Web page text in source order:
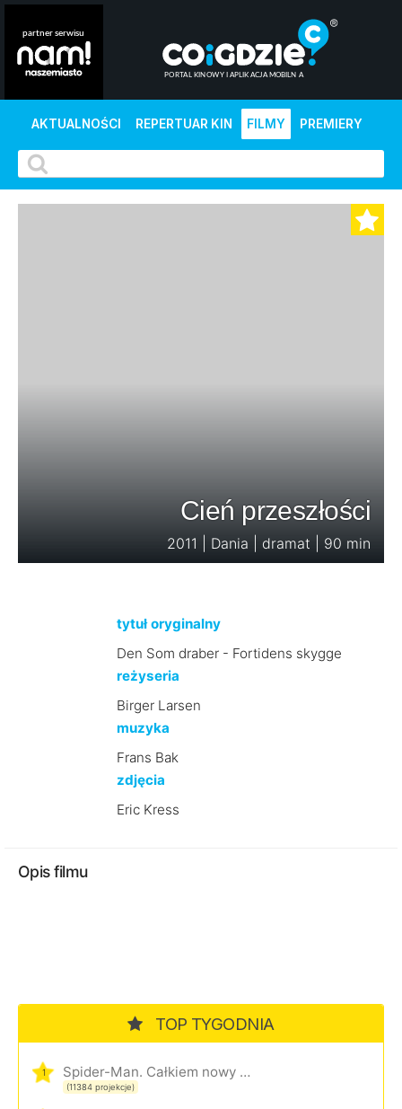
AKTUALNOŚCI REPERTUAR KIN FILMY PREMIERY
Cień przeszłości
2011 | Dania | dramat | 90 min
tytuł oryginalny
Den Som draber - Fortidens skygge
reżyseria
Birger Larsen
muzyka
Frans Bak
zdjęcia
Eric Kress
Opis filmu
TOP TYGODNIA
1 Spider-Man. Całkiem nowy dzień
(11384 projekcje)